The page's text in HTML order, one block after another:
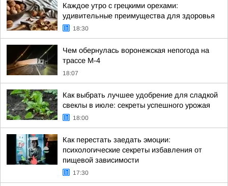
Каждое утро с грецкими орехами:
удивительные преимущества для здоровья
18:30
Чем обернулась воронежская непогода на
трассе М-4
18:07
Как выбрать лучшее удобрение для сладкой
свеклы в июле: секреты успешного урожая
18:00
Как перестать заедать эмоции:
психологические секреты избавления от
пищевой зависимости
17:30